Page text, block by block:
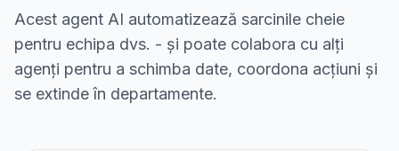
Acest agent AI automatizează sarcinile cheie
pentru echipa dvs. - și poate colabora cu alți
agenți pentru a schimba date, coordona acțiuni și
se extinde în departamente.